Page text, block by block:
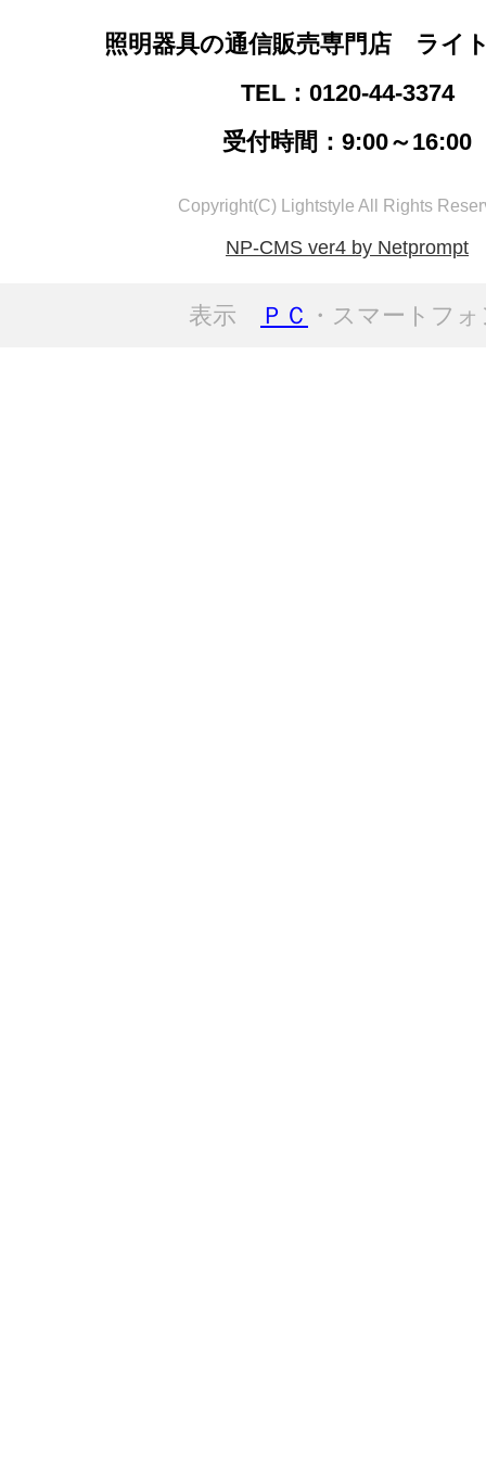
照明器具の通信販売専門店 ライ
TEL：0120-44-3374
受付時間：9:00～16:00
Copyright(C) Lightstyle All Rights
NP-CMS ver4 by Netprompt
表示 ＰＣ ・スマートフ